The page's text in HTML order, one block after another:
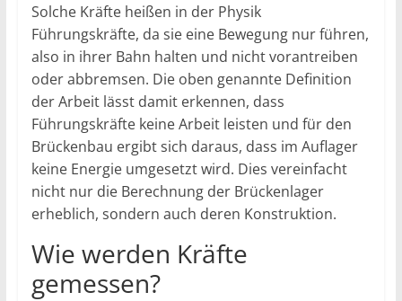
Solche Kräfte heißen in der Physik
Führungskräfte, da sie eine Bewegung nur führen,
also in ihrer Bahn halten und nicht vorantreiben
oder abbremsen. Die oben genannte Definition
der Arbeit lässt damit erkennen, dass
Führungskräfte keine Arbeit leisten und für den
Brückenbau ergibt sich daraus, dass im Auflager
keine Energie umgesetzt wird. Dies vereinfacht
nicht nur die Berechnung der Brückenlager
erheblich, sondern auch deren Konstruktion.
Wie werden Kräfte
gemessen?